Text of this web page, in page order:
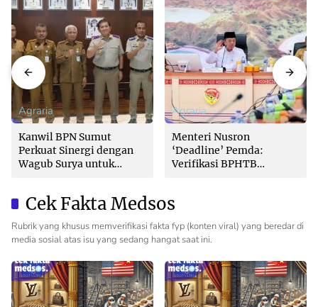
Agraria
Kanwil BPN Sumut
Perkuat Sinergi dengan
Wagub Surya untuk
Agraria
Menteri Nusron
‘Deadline’ Pemda:
Verifikasi BPHTB
Lambat!
Cek Fakta Medsos
Rubrik yang khusus memverifikasi fakta fyp (konten viral) yang beredar di
media sosial atas isu yang sedang hangat saat ini.